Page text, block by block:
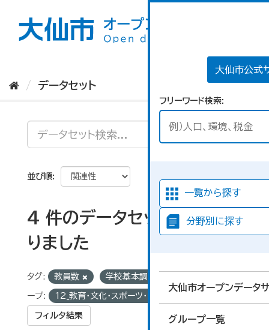
大仙市公式
フリーワード検索
一覧から探す
分野別に探す
大仙市オープンデータ
グループ一覧
データセット
並び順
4 件のデータセットが見つか
りました
タグ: 教員数 学校基本調査
ープ: 12_教育・文化・スポーツ・生活
フィルタ結果